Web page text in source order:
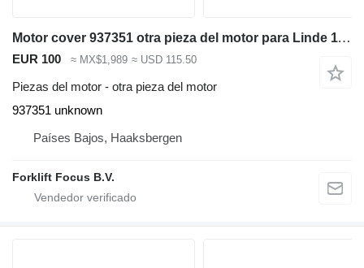
Motor cover 937351 otra pieza del motor para Linde 1153 transpaleta eléctrica
EUR 100 ≈ MX$1,989 ≈ USD 115.50
Piezas del motor - otra pieza del motor
937351 unknown
Países Bajos, Haaksbergen
Forklift Focus B.V.